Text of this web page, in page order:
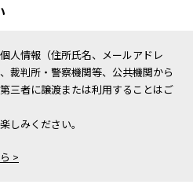
人情報（住所氏名、メールアドレ
裁判所・警察機関等、公共機関から
三者に譲渡または利用することはご
しみください。
>